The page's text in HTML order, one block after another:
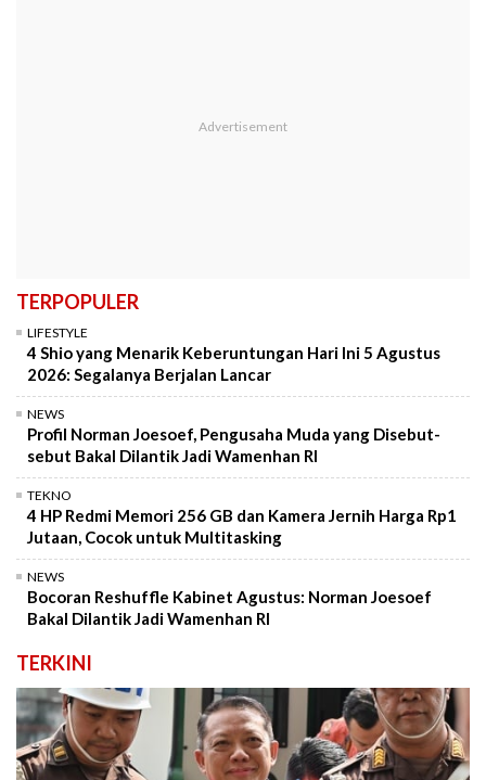
TERPOPULER
LIFESTYLE
4 Shio yang Menarik Keberuntungan Hari Ini 5 Agustus
2026: Segalanya Berjalan Lancar
NEWS
Profil Norman Joesoef, Pengusaha Muda yang Disebut-
sebut Bakal Dilantik Jadi Wamenhan RI
TEKNO
4 HP Redmi Memori 256 GB dan Kamera Jernih Harga Rp1
Jutaan, Cocok untuk Multitasking
NEWS
Bocoran Reshuffle Kabinet Agustus: Norman Joesoef
Bakal Dilantik Jadi Wamenhan RI
TERKINI